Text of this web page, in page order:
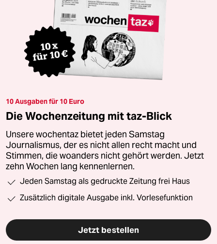
10 Ausgaben für 10 Euro
Die Wochenzeitung mit taz-Blick
Unsere wochentaz bietet jeden Samstag
Journalismus, der es nicht allen recht macht und
Stimmen, die woanders nicht gehört werden. Jetzt
zehn Wochen lang kennenlernen.
Jeden Samstag als gedruckte Zeitung frei Haus
Zusätzlich digitale Ausgabe inkl. Vorlesefunktion
Jetzt bestellen